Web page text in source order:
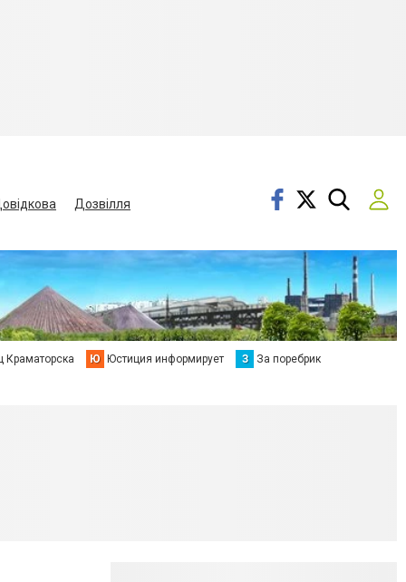
Дозвілля
Краматорска Ю Юстиция информирует З За поребрик